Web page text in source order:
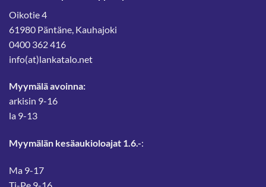
Oikotie 4
61980 Päntäne, Kauhajoki
0400 362 416
info(at)lankatalo.net
Myymälä avoinna:
arkisin 9-16
la 9-13
Myymälän kesäaukioloajat 1.6.-:
Ma 9-17